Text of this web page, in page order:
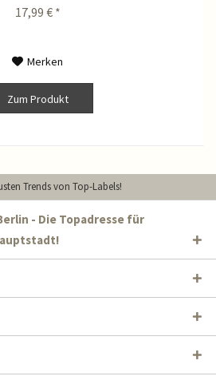
17,99 € *
Merken
Zum Produkt
Trends von Top-Labels!
- Die Topadresse für